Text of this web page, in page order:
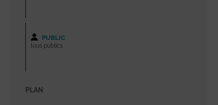
PUBLIC
tous publics
PLAN